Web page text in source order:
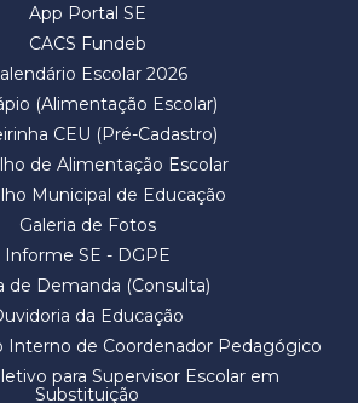
App Portal SE
CACS Fundeb
Escolar 2026
(Alimentação Escolar)
CEU (Pré-Cadastro)
de Alimentação Escolar
Municipal de Educação
Galeria de Fotos
Informe SE - DGPE
de Demanda (Consulta)
da Educação
Interno de Coordenador Pedagógico
para Supervisor Escolar em
Substituição